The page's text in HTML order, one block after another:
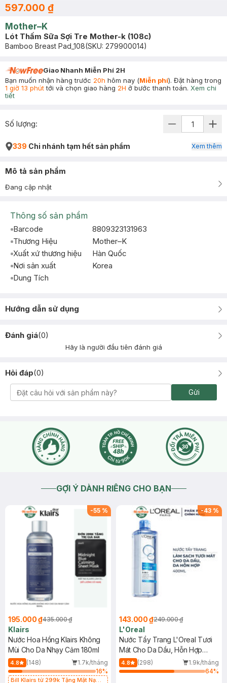
597.000 ₫
Mother–K
Lót Thấm Sữa Sợi Tre Mother-k (108c)
Bamboo Breast Pad_108(SKU: 279900014)
Giao Nhanh Miễn Phí 2H
Bạn muốn nhận hàng trước 20h hôm nay (Miễn phí). Đặt hàng trong
1 giờ 13 phúttới và chọn giao hàng 2H ở bước thanh toán. Xem chi
tiết
Số lượng:
339 Chi nhánh tạm hết sản phẩm Xem thêm
Mô tả sản phẩm
Đang cập nhật
Thông số sản phẩm
Barcode
8809323131963
Thương Hiệu
Mother–K
Xuất xứ thương hiệu
Hàn Quốc
Nơi sản xuất
Korea
Dung Tích
Hướng dẫn sử dụng
Đánh giá(0)
Hãy là người đầu tiên đánh giá
Hỏi đáp(0)
Gửi
GỢI Ý DÀNH RIÊNG CHO BẠN
-55 %
195.000 ₫435.000 ₫
Klairs
Nước Hoa Hồng Klairs Không
Mùi Cho Da Nhạy Cảm 180ml
4.8 (148)
1.7k/tháng
16%
Bill Klairs từ 299k Tặng Mặt Nạ
-43 %
143.000 ₫249.000 ₫
L'Oreal
Nước Tẩy Trang L'Oreal Tươi
Mát Cho Da Dầu, Hỗn Hợp
400ml
4.8 (298)
1.9k/tháng
64%